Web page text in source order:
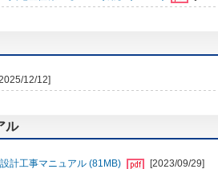
12/12]
ル
計工事マニュアル (81MB) [2023/09/29]